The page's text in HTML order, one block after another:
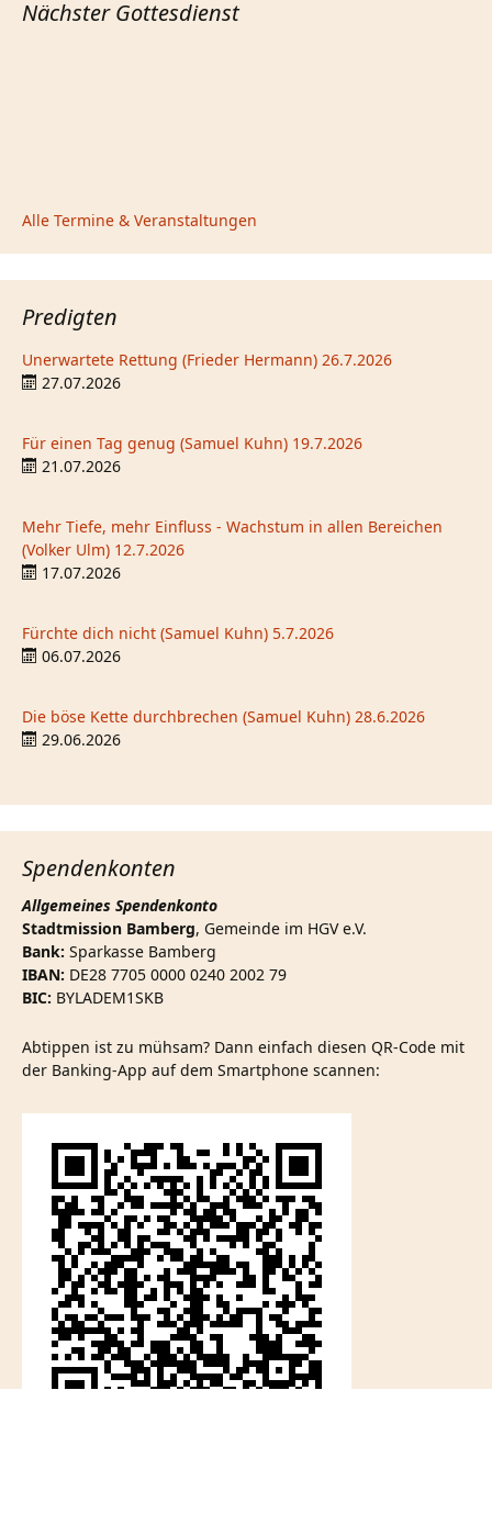
Nächster Gottesdienst
Alle Termine & Veranstaltungen
Predigten
Unerwartete Rettung (Frieder Hermann) 26.7.2026
27.07.2026
Für einen Tag genug (Samuel Kuhn) 19.7.2026
21.07.2026
Mehr Tiefe, mehr Einfluss - Wachstum in allen Bereichen
(Volker Ulm) 12.7.2026
17.07.2026
Fürchte dich nicht (Samuel Kuhn) 5.7.2026
06.07.2026
Die böse Kette durchbrechen (Samuel Kuhn) 28.6.2026
29.06.2026
Spendenkonten
Allgemeines Spendenkonto
Stadtmission Bamberg, Gemeinde im HGV e.V.
Bank: Sparkasse Bamberg
IBAN: DE28 7705 0000 0240 2002 79
BIC: BYLADEM1SKB
Abtippen ist zu mühsam? Dann einfach diesen QR-Code mit
der Banking-App auf dem Smartphone scannen: